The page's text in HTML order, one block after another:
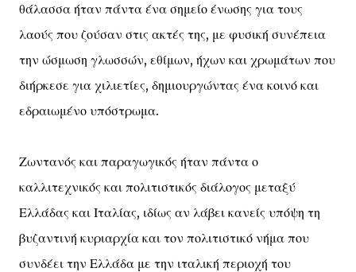
θάλασσα ήταν πάντα ένα σημείο ένωσης για τους
λαούς που ζούσαν στις ακτές της, με φυσική συνέπεια
την ώσμωση γλωσσών, εθίμων, ήχων και χρωμάτων που
διήρκεσε για χιλιετίες, δημιουργώντας ένα κοινό και
εδραιωμένο υπόστρωμα.
Ζωντανός και παραγωγικός ήταν πάντα ο
καλλιτεχνικός και πολιτιστικός διάλογος μεταξύ
Ελλάδας και Ιταλίας, ιδίως αν λάβει κανείς υπόψη τη
βυζαντινή κυριαρχία και τον πολιτιστικό νήμα που
συνδέει την Ελλάδα με την ιταλική περιοχή του